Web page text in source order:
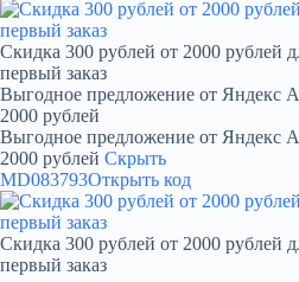
Скидка 300 рублей от 2000 рублей
первый заказ
Выгодное предложение от Яндекс
2000 рублей
Выгодное предложение от Яндекс
2000 рублей Скрыть
MD083793Открыть код
Скидка 300 рублей от 2000 рублей
первый заказ